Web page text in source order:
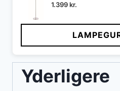
1.399kr.
Yderligere